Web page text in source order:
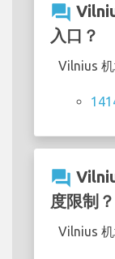
question_answer
入口？
Vilnius
question_answer
度限制？
Vilnius